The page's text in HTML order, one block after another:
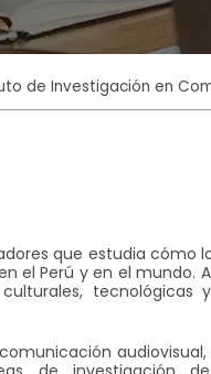
de Investigación​ en
que estudia cómo
el Perú y en el mundo.
tecnológicas